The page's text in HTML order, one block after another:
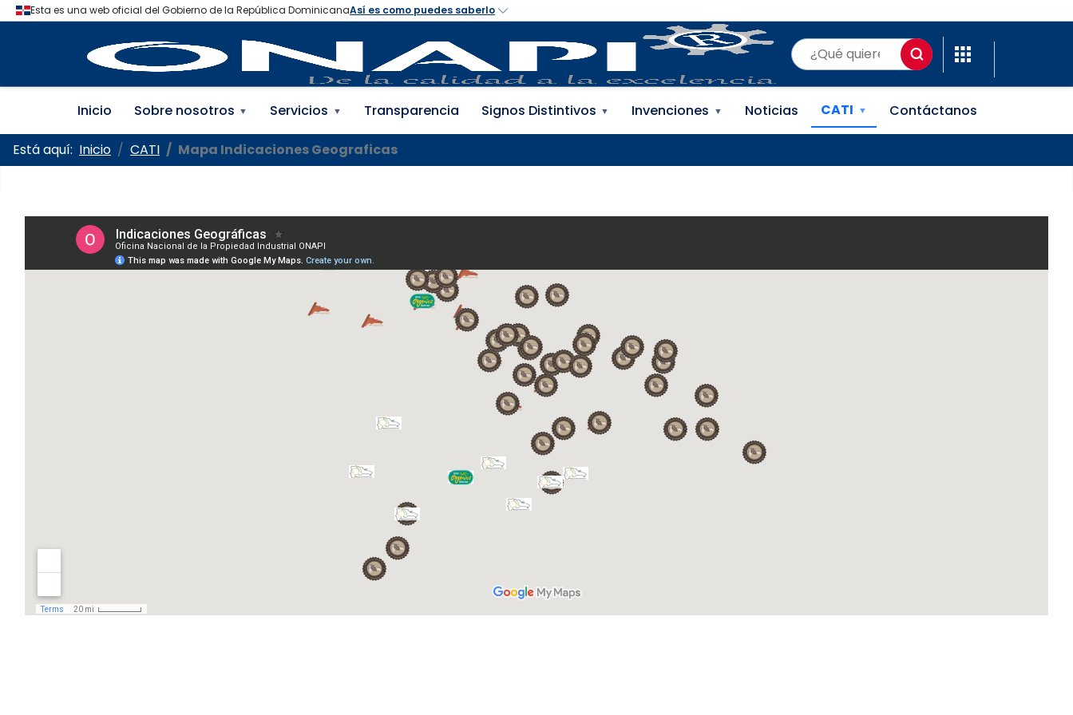
Oficina Nacional de la Propiedad Industrial (ONAPI)
Inicio Sobre nosotros ▼ Servicios ▼ Transparencia Signos Distintivos ▼ Invenciones ▼ Noticias CATI ▼ Contáctanos
Está aquí: Inicio CATI Mapa Indicaciones Geograficas